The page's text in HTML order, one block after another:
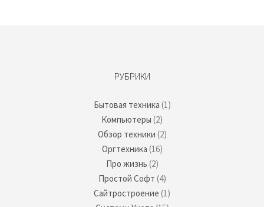
РУБРИКИ
Бытовая техника (1)
Компьютеры (2)
Обзор техники (2)
Оргтехника (16)
Про жизнь (2)
Простой Софт (4)
Сайтростроение (1)